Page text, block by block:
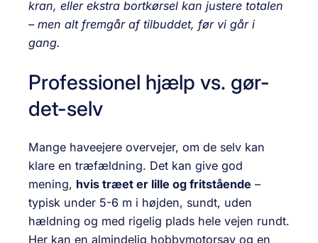
kran, eller ekstra bortkørsel kan justere totalen
– men alt fremgår af tilbuddet, før vi går i
gang.
Professionel hjælp vs. gør-
det-selv
Mange haveejere overvejer, om de selv kan
klare en træfældning. Det kan give god
mening, hvis træet er lille og fritstående –
typisk under 5-6 m i højden, sundt, uden
hældning og med rigelig plads hele vejen rundt.
Her kan en almindelig hobby­motorsav og en